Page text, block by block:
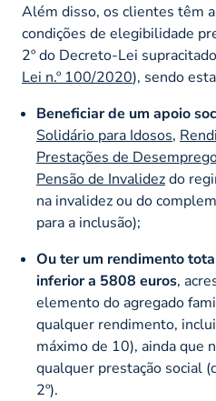
Além disso, os clientes têm
condições de elegibilidade
2º do Decreto-Lei
Lei n.º 100/2020), sendo
Beneficiar de um apoio
Solidário para Idosos,
Prestações de
Pensão de Invalidezdo
na invalidez ou do
para a inclusão);
Ou ter um rendimento
inferior a 5808 euros,
elemento do agregado
qualquer rendimento,
máximo de 10), ainda que
qualquer prestação social
2º).